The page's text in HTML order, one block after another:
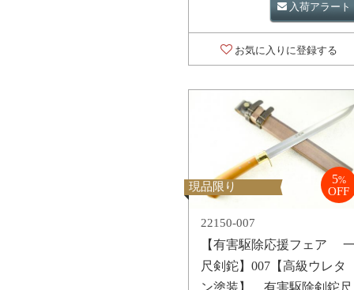
入荷アラート
お気に入りに登録する
現品限り
5%
OFF
22150-007
【有害駆除応援フェア
尺剣鉈】007【高級ウレタ
ン塗装】 有害駆除剣鉈尺